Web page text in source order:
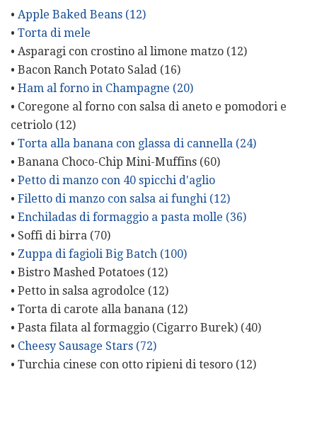
• Apple Baked Beans (12)
• Torta di mele
• Asparagi con crostino al limone matzo (12)
• Bacon Ranch Potato Salad (16)
• Ham al forno in Champagne (20)
• Coregone al forno con salsa di aneto e pomodori e
cetriolo (12)
• Torta alla banana con glassa di cannella (24)
• Banana Choco-Chip Mini-Muffins (60)
• Petto di manzo con 40 spicchi d'aglio
• Filetto di manzo con salsa ai funghi (12)
• Enchiladas di formaggio a pasta molle (36)
• Soffi di birra (70)
• Zuppa di fagioli Big Batch (100)
• Bistro Mashed Potatoes (12)
• Petto in salsa agrodolce (12)
• Torta di carote alla banana (12)
• Pasta filata al formaggio (Cigarro Burek) (40)
• Cheesy Sausage Stars (72)
• Turchia cinese con otto ripieni di tesoro (12)